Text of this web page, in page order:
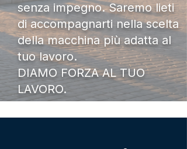
senza impegno. Saremo lieti
di accompagnarti nella scelta
della macchina più adatta al
tuo lavoro.
DIAMO FORZA AL TUO
LAVORO.